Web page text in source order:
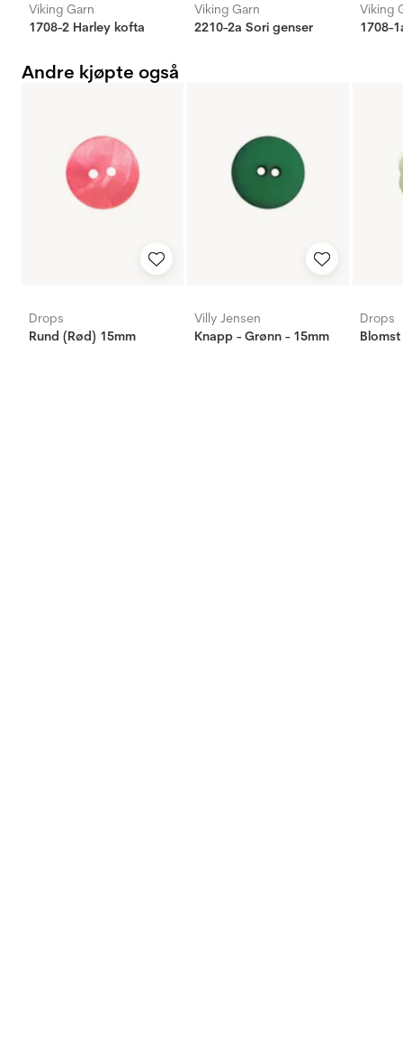
Viking Garn
1708-2 Harley kofta
Viking Garn
2210-2a Sori genser
Viking
1708-
Andre kjøpte også
Drops
Rund (Rød) 15mm
Villy Jensen
Knapp - Grønn - 15mm
Drops